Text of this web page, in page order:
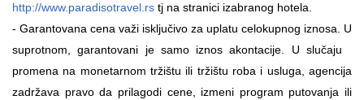
http://www.paradisotravel.rs tj na stranici izabranog hotela.
- Garantovana cena važi isključivo za uplatu celokupnog iznosa. U
suprotnom, garantovani je samo iznos akontacije. U slučaju
promena na monetarnom tržištu ili tržištu roba i usluga, agencija
zadržava pravo da prilagodi cene, izmeni program putovanja ili